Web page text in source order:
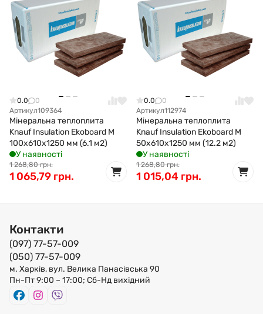
0.0
0
Артикул109364
Мінеральна теплоплита
Knauf Insulation Ekoboard M
100x610x1250 мм (6.1 м2)
У наявності
1 268,80 грн.
1 065,79 грн.
0.0
0
Артикул112974
Мінеральна теплоплита
Knauf Insulation Ekoboard M
50x610x1250 мм (12.2 м2)
У наявності
1 268,80 грн.
1 015,04 грн.
Контакти
(097) 77-57-009
(050) 77-57-009
м. Харків, вул. Велика Панасівська 90
Пн-Пт 9:00 – 17:00; Сб-Нд вихідний